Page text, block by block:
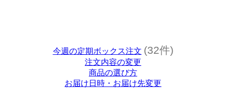
今週の定期ボックス注文 (32件)
注文内容の変更
商品の選び方
お届け日時・お届け先変更